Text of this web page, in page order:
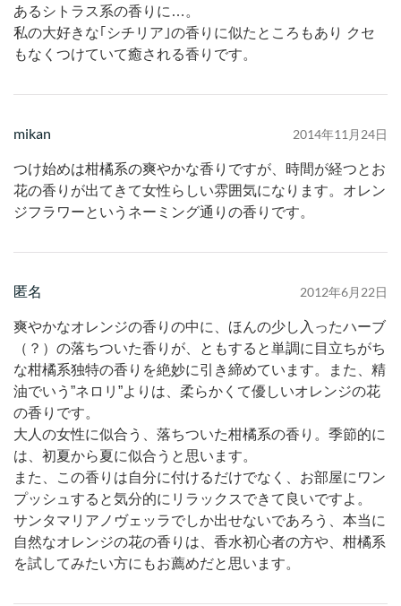
あるシトラス系の香りに…。
私の大好きな｢シチリア｣の香りに似たところもあり クセ
もなくつけていて癒される香りです。
mikan 2014年11月24日
つけ始めは柑橘系の爽やかな香りですが、時間が経つとお
花の香りが出てきて女性らしい雰囲気になります。オレン
ジフラワーというネーミング通りの香りです。
匿名 2012年6月22日
爽やかなオレンジの香りの中に、ほんの少し入ったハーブ
（？）の落ちついた香りが、ともすると単調に目立ちがち
な柑橘系独特の香りを絶妙に引き締めています。また、精
油でいう”ネロリ”よりは、柔らかくて優しいオレンジの花
の香りです。
大人の女性に似合う、落ちついた柑橘系の香り。季節的に
は、初夏から夏に似合うと思います。
また、この香りは自分に付けるだけでなく、お部屋にワン
プッシュすると気分的にリラックスできて良いですよ。
サンタマリアノヴェッラでしか出せないであろう、本当に
自然なオレンジの花の香りは、香水初心者の方や、柑橘系
を試してみたい方にもお薦めだと思います。